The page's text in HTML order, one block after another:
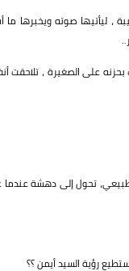
، ليأتيها صوته ويخبرها
على الصغيرة ،
تحول إلى دهشة عندما
رؤية السيد أيمن ؟؟